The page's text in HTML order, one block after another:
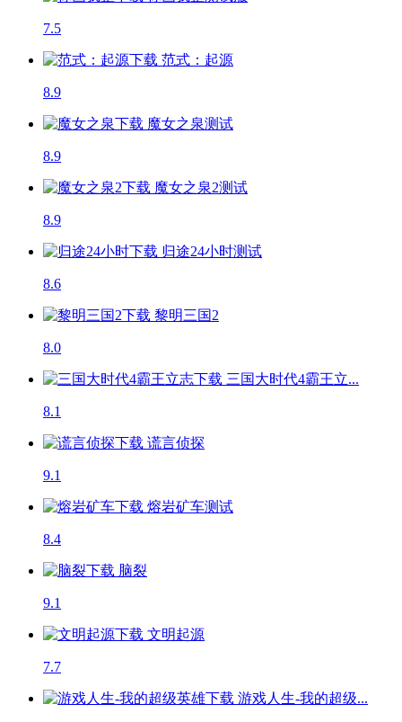
7.5
范式：起源
8.9
魔女之泉测试
8.9
魔女之泉2测试
8.9
归途24小时测试
8.6
黎明三国2
8.0
三国大时代4霸王立...
8.1
谎言侦探
9.1
熔岩矿车测试
8.4
脑裂
9.1
文明起源
7.7
游戏人生-我的超级...